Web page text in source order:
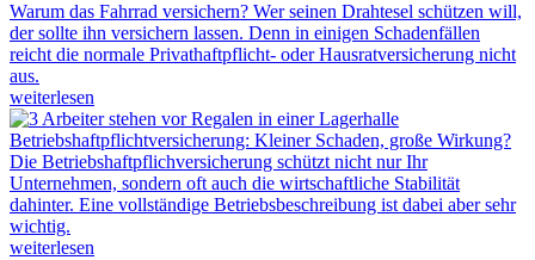
Warum das Fahrrad versichern? Wer seinen Drahtesel schützen will,
der sollte ihn versichern lassen. Denn in einigen Schadenfällen
reicht die normale Privathaftpflicht- oder Hausratversicherung nicht
aus.
weiterlesen
Betriebshaftpflichtversicherung: Kleiner Schaden, große Wirkung?
Die Betriebshaftpflichversicherung schützt nicht nur Ihr
Unternehmen, sondern oft auch die wirtschaftliche Stabilität
dahinter. Eine vollständige Betriebsbeschreibung ist dabei aber sehr
wichtig.
weiterlesen